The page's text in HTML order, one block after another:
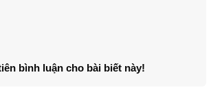
bình luận cho bài biết này!